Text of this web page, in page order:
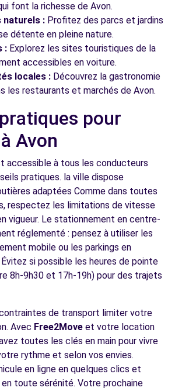
font la richesse de Avon.
naturels : Profitez des parcs et jardins
détente en pleine nature.
: Explorez les sites touristiques de la
accessibles en voiture.
locales : Découvrez la gastronomie
les restaurants et marchés de Avon.
pour
Avon
accessible à tous les conducteurs
pratiques. la ville dispose
adaptées Comme dans toutes
respectez les limitations de vitesse
vigueur. Le stationnement en centre-
réglementé : pensez à utiliser les
mobile ou les parkings en
si possible les heures de pointe
8h-9h30 et 17h-19h) pour des trajets
de transport limiter votre
Avec Free2Move et votre location
toutes les clés en main pour vivre
rythme et selon vos envies.
en ligne en quelques clics et
toute sérénité. Votre prochaine